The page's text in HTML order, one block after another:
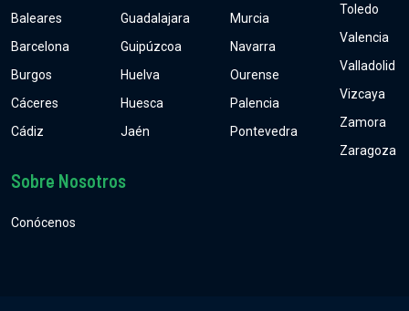
Baleares
Barcelona
Burgos
Cáceres
Cádiz
Guadalajara
Guipúzcoa
Huelva
Huesca
Jaén
Murcia
Navarra
Ourense
Palencia
Pontevedra
Toledo
Valencia
Valladolid
Vizcaya
Zamora
Zaragoza
Sobre Nosotros
Conócenos